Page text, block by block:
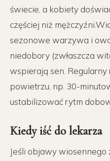
świecie, a kobiety
częściej niż
sezonowe warzywa i
niedobory (zwłaszcza
wspierają sen. Regularny
powietrzu, np. 30-
ustabilizować rytm
Kiedy iść do lekarza
Jeśli objawy wiosennego